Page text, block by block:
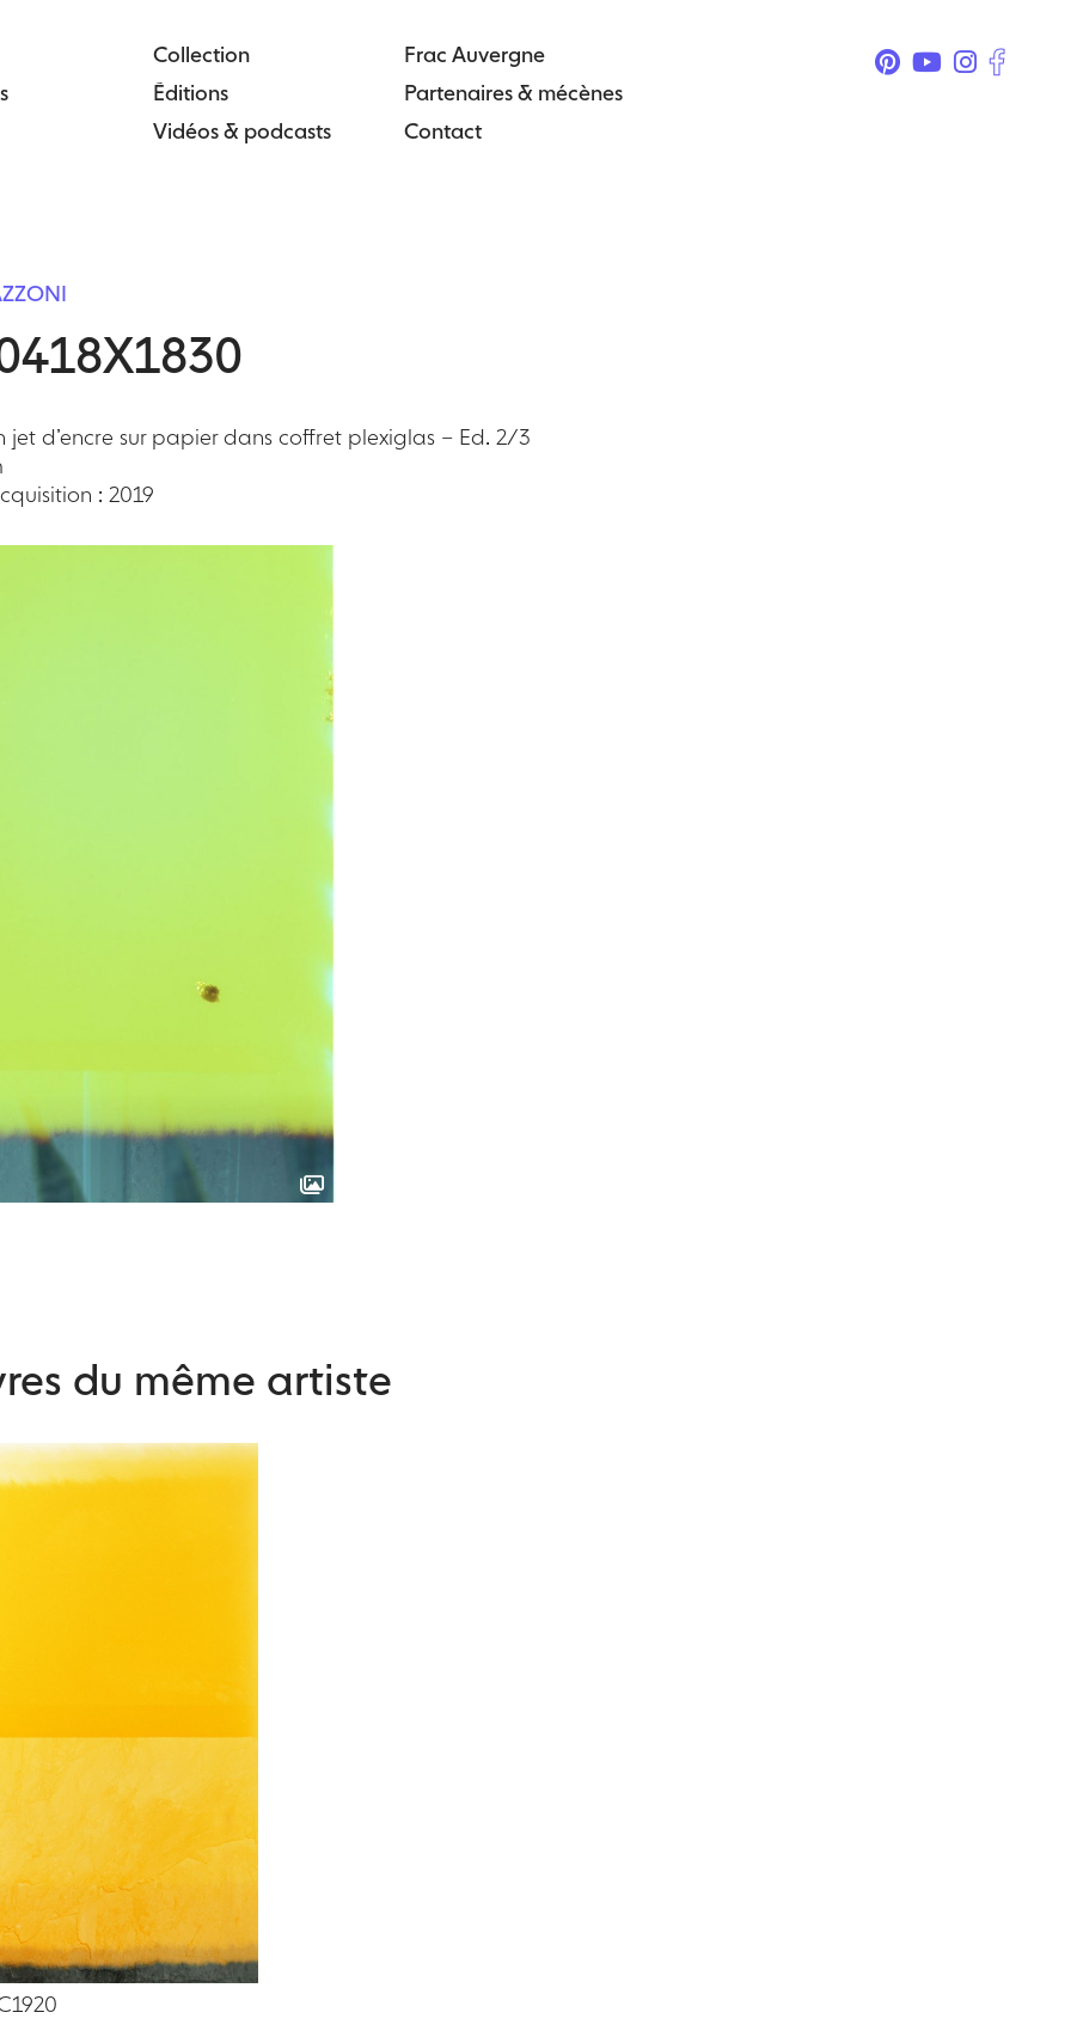
Collection
Éditions
Vidéos & podcasts
Frac Auvergne
Partenaires & mécènes
Contact
jet d’encre sur papier dans coffret plexiglas – Ed. 2/3
: 2019
du même artiste